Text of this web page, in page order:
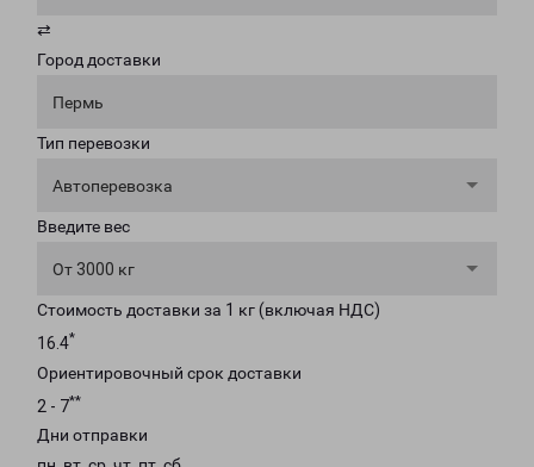
⇄
Город доставки
Пермь
Тип перевозки
Автоперевозка
Введите вес
От 3000 кг
Стоимость доставки за 1 кг (включая НДС)
16.4*
Ориентировочный срок доставки
2 - 7**
Дни отправки